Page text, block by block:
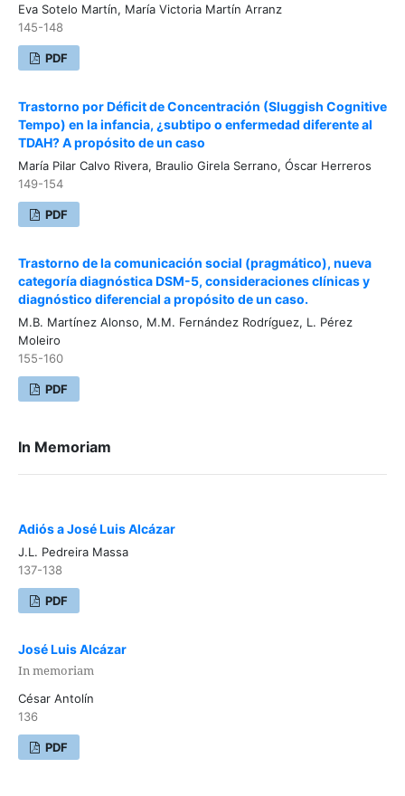
Eva Sotelo Martín, María Victoria Martín Arranz
145-148
PDF
Trastorno por Déficit de Concentración (Sluggish Cognitive
Tempo) en la infancia, ¿subtipo o enfermedad diferente al
TDAH? A propósito de un caso
María Pilar Calvo Rivera, Braulio Girela Serrano, Óscar Herreros
149-154
PDF
Trastorno de la comunicación social (pragmático), nueva
categoría diagnóstica DSM-5, consideraciones clínicas y
diagnóstico diferencial a propósito de un caso.
M.B. Martínez Alonso, M.M. Fernández Rodríguez, L. Pérez
Moleiro
155-160
PDF
In Memoriam
Adiós a José Luis Alcázar
J.L. Pedreira Massa
137-138
PDF
José Luis Alcázar
In memoriam
César Antolín
136
PDF